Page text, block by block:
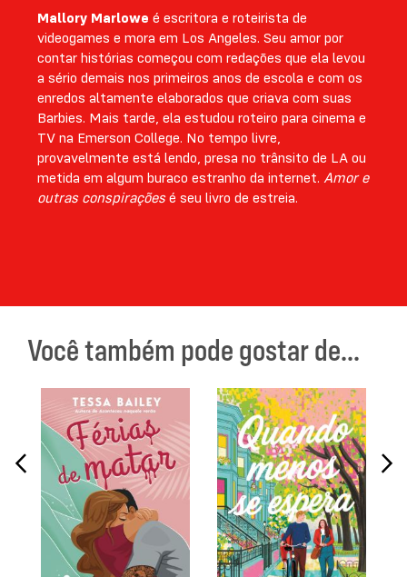
Mallory Marlowe é escritora e roteirista de
videogames e mora em Los Angeles. Seu amor por
contar histórias começou com redações que ela levou
a sério demais nos primeiros anos de escola e com os
enredos altamente elaborados que criava com suas
Barbies. Mais tarde, ela estudou roteiro para cinema e
TV na Emerson College. No tempo livre,
provavelmente está lendo, presa no trânsito de LA ou
metida em algum buraco estranho da internet. Amor e
outras conspiraçõesé seu livro de estreia.
Você também pode gostar de...